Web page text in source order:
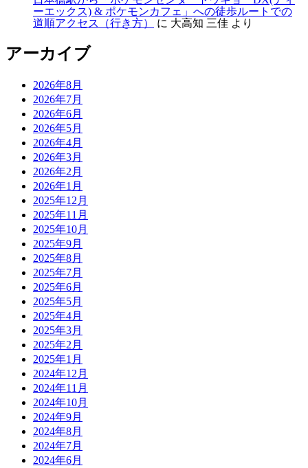
ーエックス) & ポケモンカフェ」への徒歩ルートでの
道順アクセス（行き方）
に 大高知 三佳 より
アーカイブ
2026年8月
2026年7月
2026年6月
2026年5月
2026年4月
2026年3月
2026年2月
2026年1月
2025年12月
2025年11月
2025年10月
2025年9月
2025年8月
2025年7月
2025年6月
2025年5月
2025年4月
2025年3月
2025年2月
2025年1月
2024年12月
2024年11月
2024年10月
2024年9月
2024年8月
2024年7月
2024年6月